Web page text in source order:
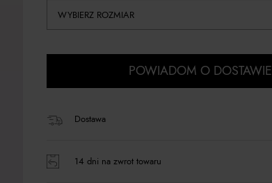
WYBIERZ ROZMIAR
POWIADOM O DOSTAWIE
Dostawa
14 dni na zwrot towaru